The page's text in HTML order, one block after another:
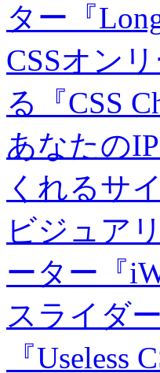
ター『
CSSオン
る『CSS
あなたの
くれるサ
ビジュア
ーター『
スライダ
『Useless